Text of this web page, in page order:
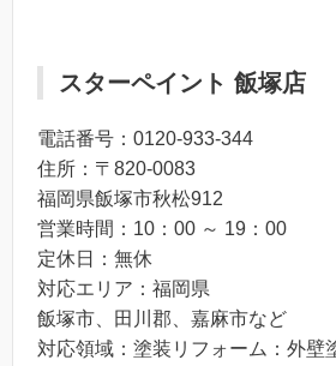
スターペイント 飯塚店
電話番号：0120-933-344
住所：〒820-0083
福岡県飯塚市秋松912
営業時間：10：00 ～ 19：00
定休日：無休
対応エリア：福岡県
飯塚市、田川郡、嘉麻市など
対応領域：塗装リフォーム：外壁